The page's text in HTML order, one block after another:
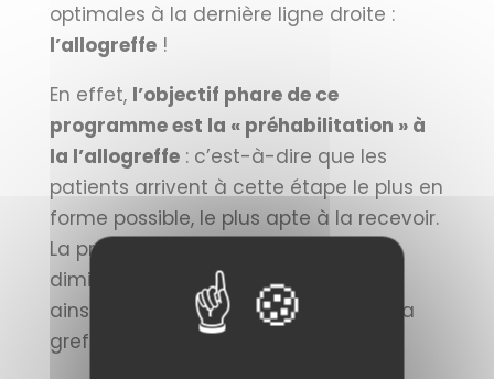
optimales à la dernière ligne droite :
l’allogreffe!
En effet, l’objectif phare de ce
programme est la « préhabilitation » à
la l’allogreffe: c’est-à-dire que les
patients arrivent à cette étape le plus en
forme possible, le plus apte à la recevoir.
La préhabilitation vise également la
diminution des effets secondaires et
ainsi l’amélioration des résultats de la
greffe.